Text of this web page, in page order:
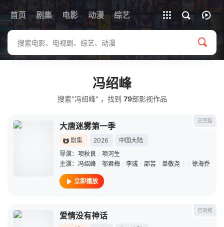
首页 剧集 电影 动漫 综艺
全部影片
冯绍峰
搜索"冯绍峰" ，找到 79部影视作品
已完结
大唐迷雾第一季
剧集 2026
中国大陆
导演： 项秋良 / 项河生
主演： 冯绍峰 / 邬君梅 / 李彧 / 邵芸 / 单敬尧 / / 徐海乔
立即播放
已完结
爱情没有神话